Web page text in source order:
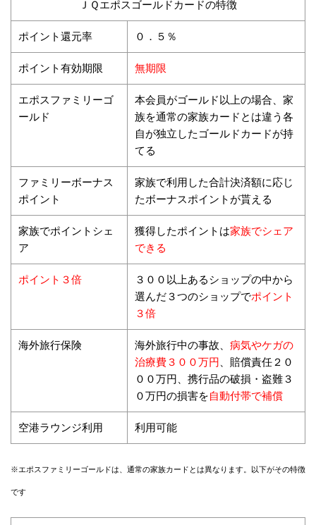
ＪＱエポスゴールドカードの特徴
ポイント還元率 ０．５％
ポイント有効期限 無期限
エポスファミリーゴ
ールド
本会員がゴールド以上の場合、家
族を通常の家族カードとは違う各
自が独立したゴールドカードが持
てる
ファミリーボーナス
ポイント
家族で利用した合計決済額に応じ
たボーナスポイントが貰える
家族でポイントシェ
ア
獲得したポイントは家族でシェア
できる
ポイント３倍
３００以上あるショップの中から
選んだ３つのショップでポイント
３倍
海外旅行保険 海外旅行中の事故、 病気やケガの
治療費３００万円、賠償責任２０
００万円、携行品の破損・盗難３
０万円の損害を自動付帯で補償
空港ラウンジ利用 利用可能
※エポスファミリーゴールドは、通常の家族カードとは異なります。以下がその特徴
です